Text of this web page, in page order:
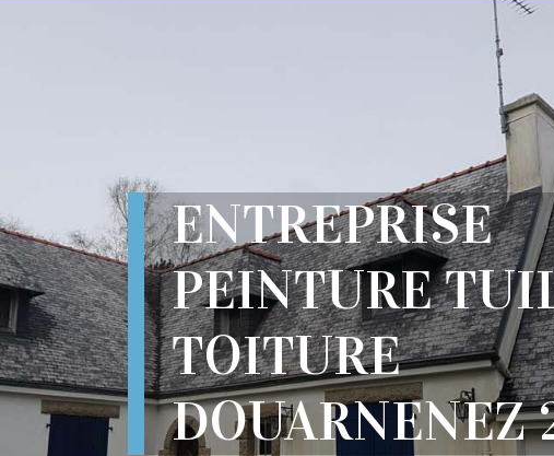
ENTREPRISE
PEINTURE
TOITURE
DOUARNENEZ